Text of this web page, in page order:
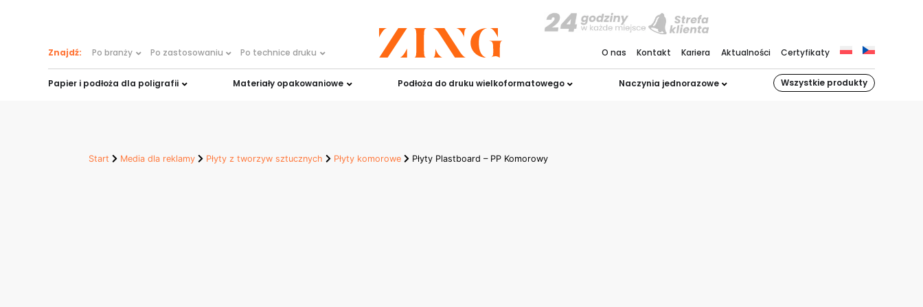
Papier i podłoża dla poligrafii Materiały opakowaniowe Podłoża do druku wielkoformatowego Naczynia jednorazowe Wszystkie produkty
Znajdź: Po branży Po zastosowaniu Po technice druku O nas Kontakt Kariera Aktualności Certyfikaty
Start Media dla reklamy Płyty z tworzyw sztucznych Płyty komorowe Płyty Plastboard – PP Komorowy